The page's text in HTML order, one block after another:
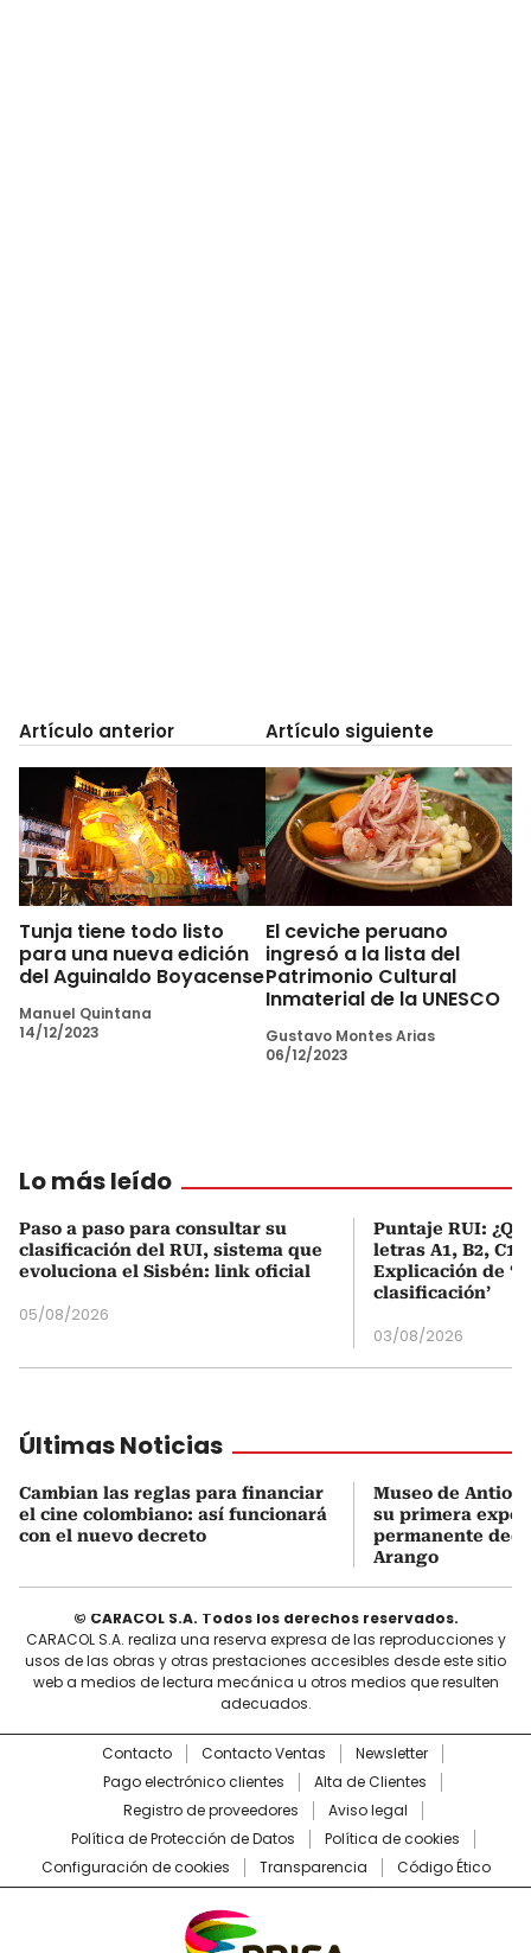
Artículo anterior
Tunja tiene todo listo
para una nueva edición
del Aguinaldo Boyacense
Manuel Quintana
14/12/2023
Artículo siguiente
El ceviche peruano
ingresó a la lista del
Patrimonio Cultural
Inmaterial de la UNESCO
Gustavo Montes Arias
06/12/2023
Lo más leído
Paso a paso para consultar su
clasificación del RUI, sistema que
evoluciona el Sisbén: link oficial
05/08/2026
Puntaje RUI:
letras A1, B2, C1
Explicación de
clasificación’
03/08/2026
Últimas Noticias
Cambian las reglas para financiar
el cine colombiano: así funcionará
con el nuevo decreto
Museo de
su primera
permanente
Arango
© CARACOL S.A. Todos los derechos reservados.
CARACOL S.A. realiza una reserva expresa de las reproducciones y
usos de las obras y otras prestaciones accesibles desde este sitio
web a medios de lectura mecánica u otros medios que resulten
adecuados.
Contacto Contacto Ventas
Newsletter
Pago electrónico clientes
Alta de Clientes
Registro de proveedores
Aviso legal
Política de Protección de Datos
Política de cookies
Configuración de cookies
Transparencia Código Ético